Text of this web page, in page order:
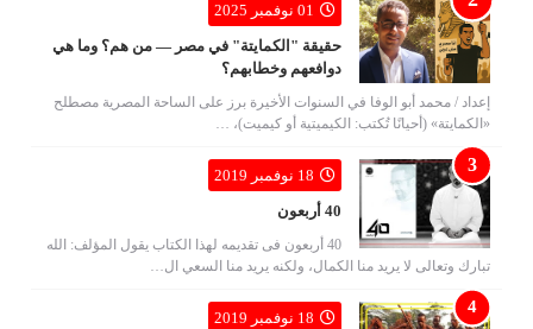
01 نوفمبر 2025
حقيقة "الكمايتة" في مصر — من هم؟ وما هي
دوافعهم وخطابهم؟
إعداد / محمد أبو الوفا في السنوات الأخيرة برز على الساحة المصرية مصطلح
«الكمايتة» (أحيانًا تُكتب: الكيميتية أو كيميت)، …
18 نوفمبر 2019
40 أربعون
40 أربعون فى تقديمه لهذا الكتاب يقول المؤلف: الله
تبارك وتعالى لا يريد منا الكمال، ولكنه يريد منا السعي ال…
18 نوفمبر 2019